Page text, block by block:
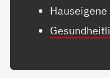
Hauseigene